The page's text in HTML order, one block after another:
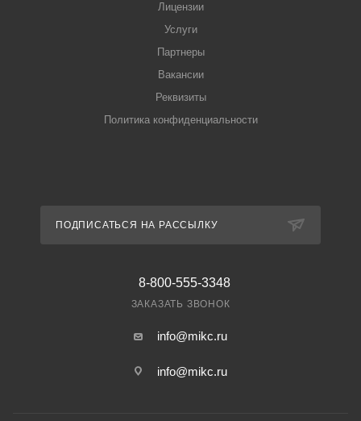
Лицензии
Услуги
Партнеры
Вакансии
Реквизиты
Политика конфиденциальности
ПОДПИСАТЬСЯ НА РАССЫЛКУ
8-800-555-3348
ЗАКАЗАТЬ ЗВОНОК
info@mikc.ru
info@mikc.ru